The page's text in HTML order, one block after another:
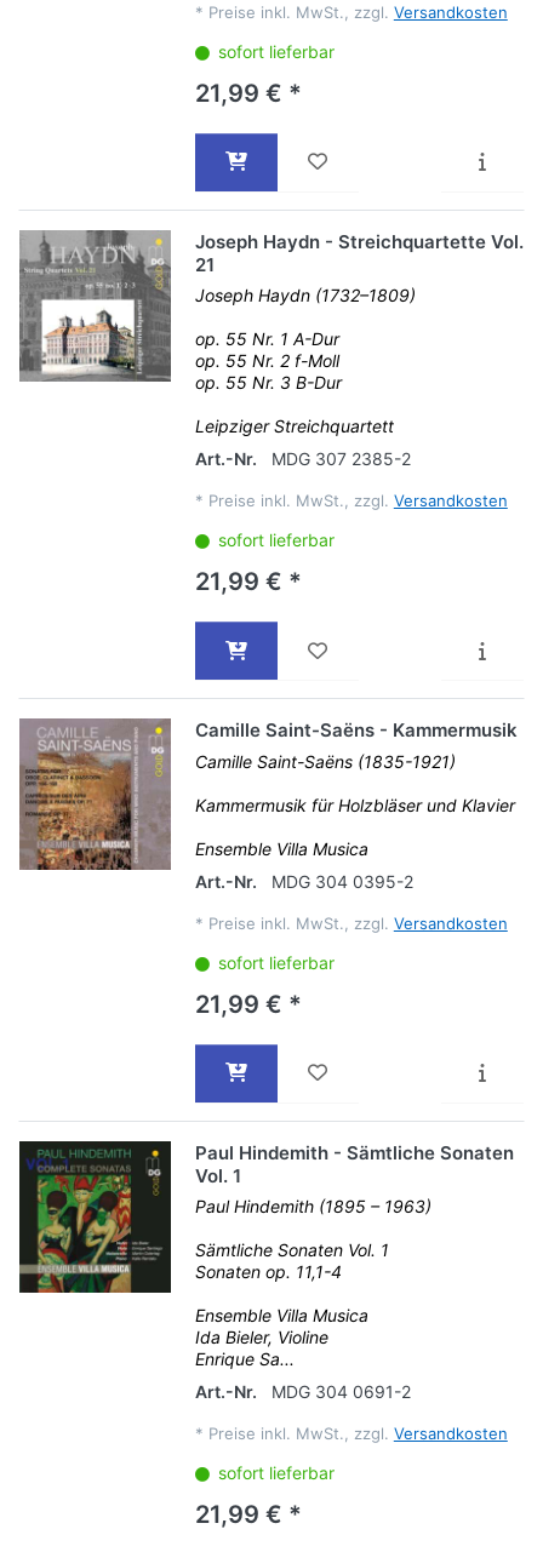
* Preise inkl. MwSt., zzgl. Versandkosten
sofort lieferbar
21,99 € *
Joseph Haydn - Streichquartette Vol.
21
Joseph Haydn (1732–1809)
op. 55 Nr. 1 A-Dur
op. 55 Nr. 2 f-Moll
op. 55 Nr. 3 B-Dur
Leipziger Streichquartett
Art.-Nr.
MDG 307 2385-2
* Preise inkl. MwSt., zzgl. Versandkosten
sofort lieferbar
21,99 € *
Camille Saint-Saëns - Kammermusik
Camille Saint-Saëns (1835-1921)
Kammermusik für Holzbläser und Klavier
Ensemble Villa Musica
Art.-Nr.
MDG 304 0395-2
* Preise inkl. MwSt., zzgl. Versandkosten
sofort lieferbar
21,99 € *
Paul Hindemith - Sämtliche Sonaten
Vol. 1
Paul Hindemith (1895 – 1963)
Sämtliche Sonaten Vol. 1
Sonaten op. 11,1-4
Ensemble Villa Musica
Ida Bieler, Violine
Enrique Sa...
Art.-Nr.
MDG 304 0691-2
* Preise inkl. MwSt., zzgl. Versandkosten
sofort lieferbar
21,99 € *